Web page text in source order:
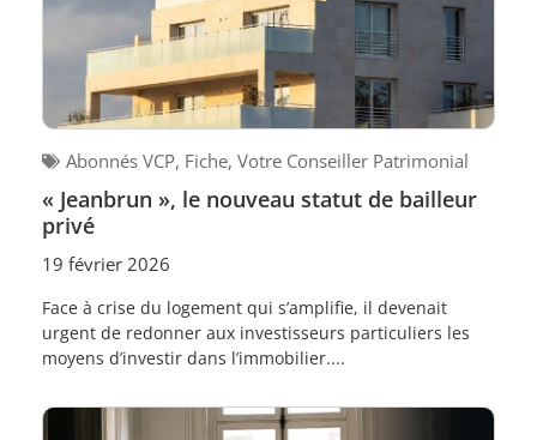
Abonnés VCP, Fiche, Votre Conseiller Patrimonial
« Jeanbrun », le nouveau statut de bailleur
privé
19 février 2026
Face à crise du logement qui s’amplifie, il devenait
urgent de redonner aux investisseurs particuliers les
moyens d’investir dans l’immobilier....